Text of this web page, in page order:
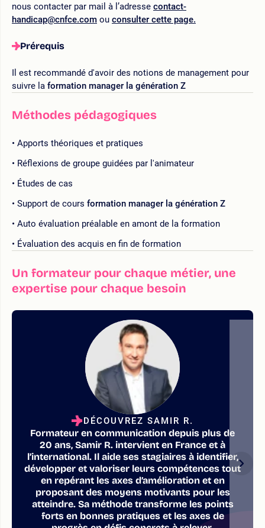
nous contacter par mail à l’adresse contact-
handicap@cnfce.com ou consulter cette page.
Prérequis
Il est recommandé d'avoir des notions de management pour
suivre la formation manager la génération Z
Méthodes pédagogiques
Apports théoriques et pratiques
Réflexions de groupe guidées par l'animateur
Études de cas
Support de cours formation manager la génération Z
Auto évaluation préalable en amont de la formation
Évaluation des acquis en fin de formation
Un formateur pour chaque métier, une
expertise pour chaque besoin
DÉCOUVREZ SAMIR R.
Formateur en communication depuis plus de
20 ans, Samir R. intervient en France et à
l’international. Il aide ses stagiaires à identifier,
développer et valoriser leurs compétences tout
en repérant les axes d’amélioration et en
proposant des moyens motivants pour les
atteindre. Sa méthode transforme les points
forts en bonnes pratiques et les axes de